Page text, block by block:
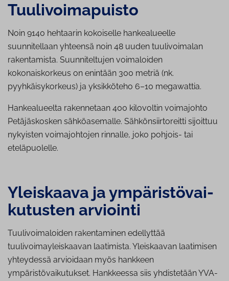
Tuu­li­voi­ma­puis­to
Noin 9140 hehtaarin kokoiselle hankealueelle
suunnitellaan yhteensä noin 48 uuden tuulivoimalan
rakentamista. Suunniteltujen voimaloiden
kokonaiskorkeus on enintään 300 metriä (nk.
pyyhkäisykorkeus) ja yksikköteho 6–10 megawattia.
Hankealueelta rakennetaan 400 kilovoltin voimajohto
Petäjäskosken sähköasemalle. Sähkönsiirtoreitti sijoittuu
nykyisten voimajohtojen rinnalle, joko pohjois- tai
eteläpuolelle.
Yleiskaava ja ym­pä­ris­tö­vai­
ku­tus­ten arviointi
Tuulivoimaloiden rakentaminen edellyttää
tuulivoimayleiskaavan laatimista. Yleiskaavan laatimisen
yhteydessä arvioidaan myös hankkeen
ympäristövaikutukset. Hankkeessa siis yhdistetään YVA-